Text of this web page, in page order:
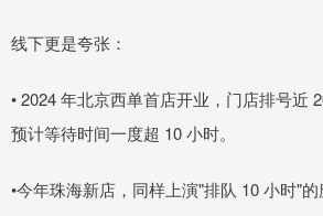
线下更是夸张：
• 2024 年北京西单首店开业，门店排号近
预计等待时间一度超 10 小时。
•今年珠海新店，同样上演"排队 10 小时"的